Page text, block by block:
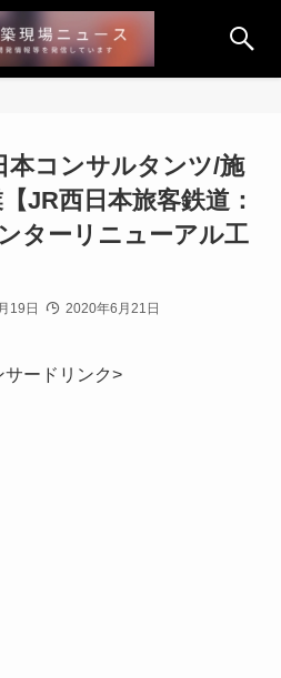
本コンサルタンツ/施
JR西日本旅客鉄道：
ターリニューアル工
19日 2020年6月21日
サードリンク>